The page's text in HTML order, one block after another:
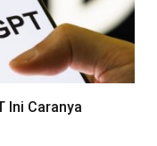
Ini Caranya